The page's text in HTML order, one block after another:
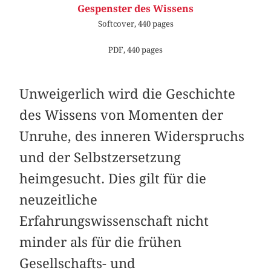
Gespenster des Wissens
Softcover, 440 pages
PDF, 440 pages
Unweigerlich wird die Geschichte
des Wissens von Momenten der
Unruhe, des inneren Widerspruchs
und der Selbstzersetzung
heimgesucht. Dies gilt für die
neuzeitliche
Erfahrungswissenschaft nicht
minder als für die frühen
Gesellschafts- und